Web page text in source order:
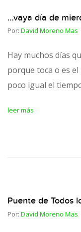
…vaya día de
Por: David Moreno Mas
Hay muchos días
porque toca o es
poco igual el
leer más
Puente de Todos
Por: David Moreno Mas